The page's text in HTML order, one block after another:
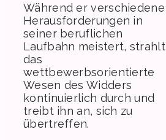
Während er verschiedene
Herausforderungen in
seiner beruflichen
Laufbahn meistert, strahlt
das
wettbewerbsorientierte
Wesen des Widders
kontinuierlich durch und
treibt ihn an, sich zu
übertreffen.